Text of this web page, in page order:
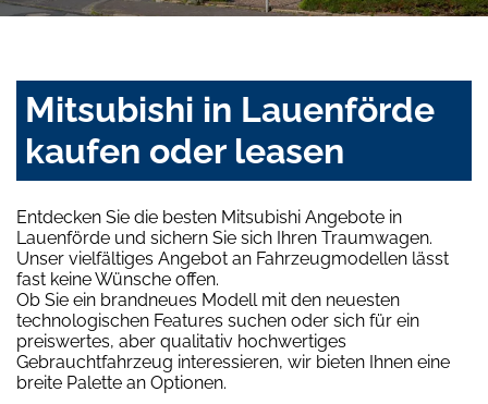
Mitsubishi in Lauenförde
kaufen oder leasen
Entdecken Sie die besten Mitsubishi Angebote in
Lauenförde und sichern Sie sich Ihren Traumwagen.
Unser vielfältiges Angebot an Fahrzeugmodellen lässt
fast keine Wünsche offen.
Ob Sie ein brandneues Modell mit den neuesten
technologischen Features suchen oder sich für ein
preiswertes, aber qualitativ hochwertiges
Gebrauchtfahrzeug interessieren, wir bieten Ihnen eine
breite Palette an Optionen.